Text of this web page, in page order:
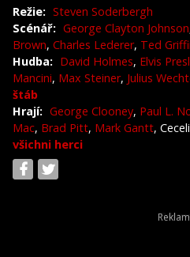
Režie: Steven Soderbergh
Scénář: George Clayton Johnson
Brown, Charles Lederer, Ted
Hudba: David Holmes, Elvis
Mancini, Max Steiner, Julius
štáb
Hrají: George Clooney, Paul L.
Mac, Brad Pitt, Mark Gantt,
všichni herci